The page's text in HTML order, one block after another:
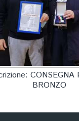
CONSEGNA
BRONZO